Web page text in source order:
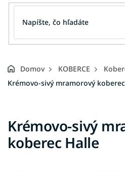
Domov KOBERCE
Krémovo-sivý mramorový
Krémovo-sivý
koberec Halle